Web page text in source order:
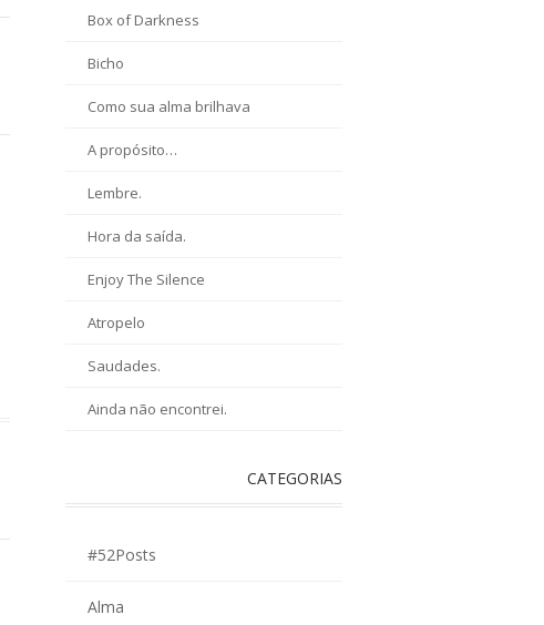
Box of Darkness
Bicho
Como sua alma brilhava
A propósito…
Lembre.
Hora da saída.
Enjoy The Silence
Atropelo
Saudades.
Ainda não encontrei.
CATEGORIAS
#52Posts
Alma